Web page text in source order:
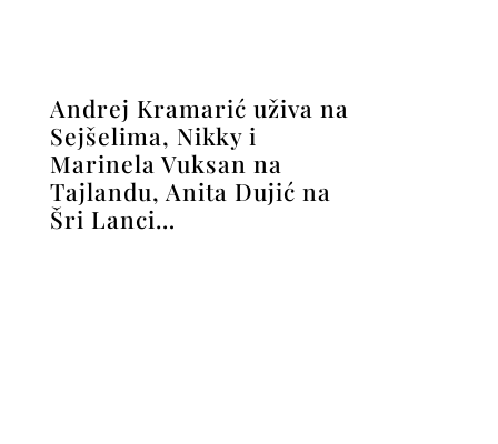
Andrej Kramarić uživa na
Sejšelima, Nikky i
Marinela Vuksan na
Tajlandu, Anita Dujić na
Šri Lanci…